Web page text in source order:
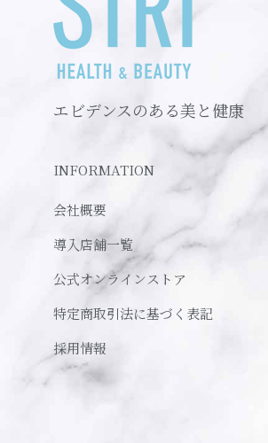
エビデンスのある美と健康
INFORMATION
会社概要
導入店舗一覧
公式オンラインストア
特定商取引法に基づく表記
採用情報